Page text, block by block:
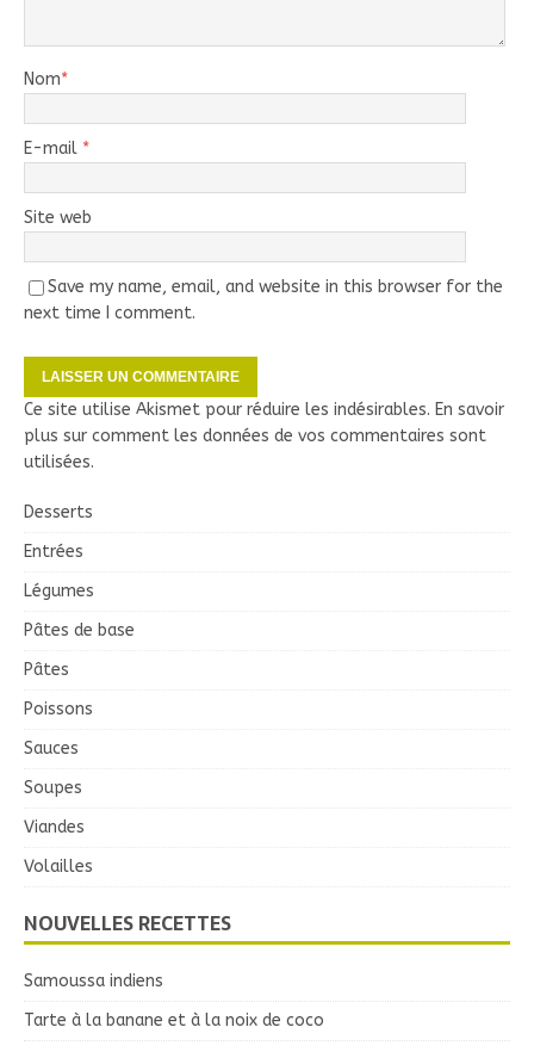
Nom*
E-mail *
Site web
Save my name, email, and website in this browser for the
next time I comment.
Ce site utilise Akismet pour réduire les indésirables. En savoir
plus sur comment les données de vos commentaires sont
utilisées.
Desserts
Entrées
Légumes
Pâtes de base
Pâtes
Poissons
Sauces
Soupes
Viandes
Volailles
NOUVELLES RECETTES
Samoussa indiens
Tarte à la banane et à la noix de coco